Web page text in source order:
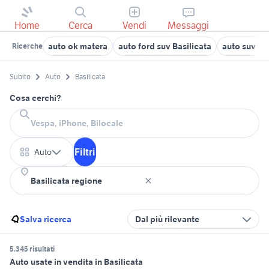
Home Cerca Vendi Messaggi
Ricerche auto ok matera auto ford suv Basilicata auto suv
Subito Auto Basilicata
Cosa cerchi?
Auto Filtri
Salva ricerca Dal più rilevante
5.345 risultati
Auto usate in vendita in Basilicata